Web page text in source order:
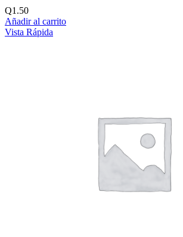
Q1.50
Añadir al carrito
Vista Rápida